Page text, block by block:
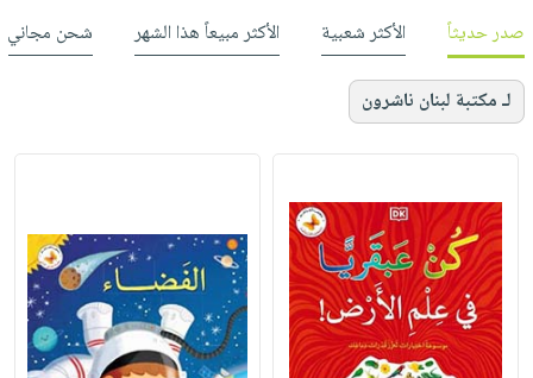
صدر حديثاً الأكثر شعبية الأكثر مبيعاً هذا الشهر شحن مجاني
لـ مكتبة لبنان ناشرون